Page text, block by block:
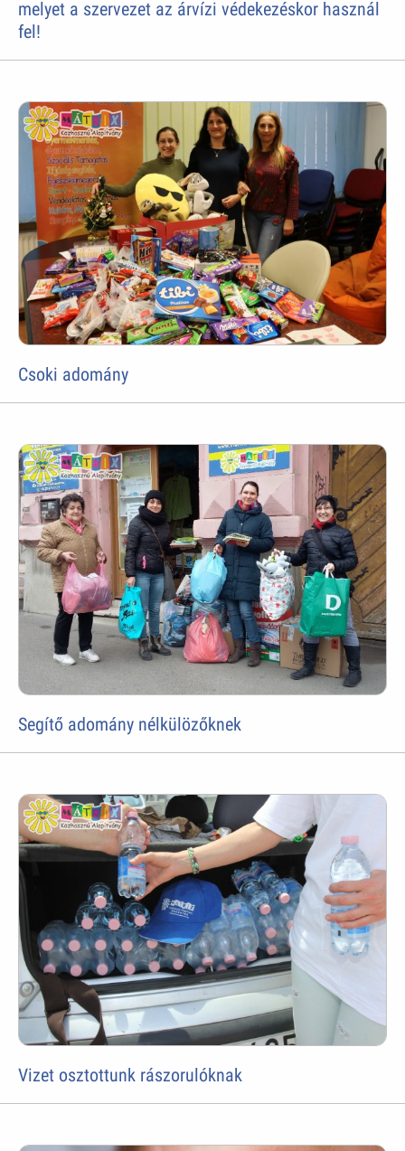
melyet a szervezet az árvízi védekezéskor használ
fel!
Csoki adomány
Segítő adomány nélkülözőknek
Vizet osztottunk rászorulóknak